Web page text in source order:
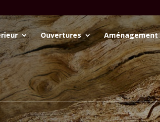
Ouvertures